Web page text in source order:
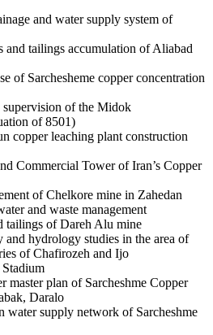
and water supply system of
and tailings accumulation of Aliabad
of Sarchesheme copper concentration
of the Midok
of 8501)
copper leaching plant construction
Commercial Tower of Iran’s Copper
of Chelkore mine in Zahedan
and waste management
tailings of Dareh Alu mine
hydrology studies in the area of
of Chafirozeh and Ijo
master plan of Sarcheshme Copper
Daralo
water supply network of Sarcheshme